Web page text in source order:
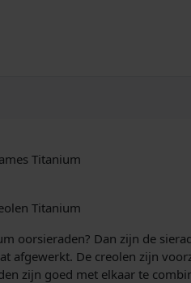
Titanium
Titanium
oorsieraden? Dan zijn de
afgewerkt. De creolen zijn
zijn goed met elkaar te